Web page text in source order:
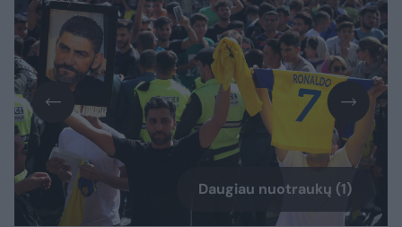
Daugiau nuotraukų (1)